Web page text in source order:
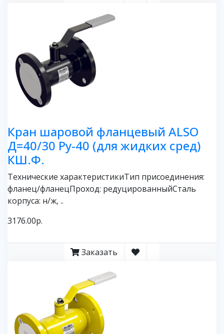
Кран шаровой фланцевый ALSO
Д=40/30 Ру-40 (для жидких сред)
КШ.Ф.
Технические характеристикиТип присоединения:
фланец/фланецПроход: редуцированныйСталь
корпуса: н/ж, ..
3176.00р.
Заказать